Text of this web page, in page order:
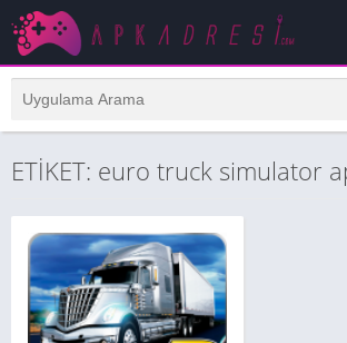
ETİKET: euro truck simulator